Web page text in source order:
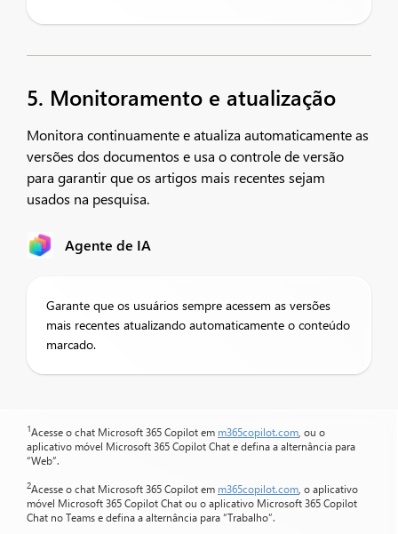
5. Monitoramento e atualização
Monitora continuamente e atualiza automaticamente as
versões dos documentos e usa o controle de versão
para garantir que os artigos mais recentes sejam
usados na pesquisa.
Agente de IA
Garante que os usuários sempre acessem as versões
mais recentes atualizando automaticamente o conteúdo
marcado.
1Acesse o chat Microsoft 365 Copilot em m365copilot.com , ou o
aplicativo móvel Microsoft 365 Copilot Chat e defina a alternância para
“Web”.
2Acesse o chat Microsoft 365 Copilot em m365copilot.com , o aplicativo
móvel Microsoft 365 Copilot Chat ou o aplicativo Microsoft 365 Copilot
Chat no Teams e defina a alternância para “Trabalho”.